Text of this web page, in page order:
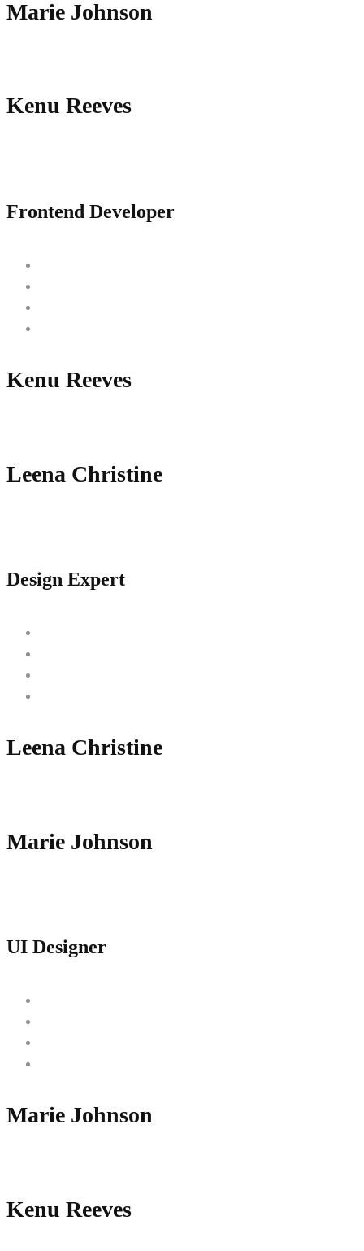
Marie Johnson
Kenu Reeves
Frontend Developer
Kenu Reeves
Leena Christine
Design Expert
Leena Christine
Marie Johnson
UI Designer
Marie Johnson
Kenu Reeves